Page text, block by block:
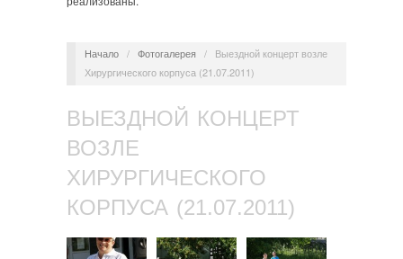
Начало / Фотогалерея /
Выездной концерт возле
Хирургического корпуса (21.07.2011)
ВЫЕЗДНОЙ КОНЦЕРТ
ВОЗЛЕ
ХИРУРГИЧЕСКОГО
КОРПУСА (21.07.2011)